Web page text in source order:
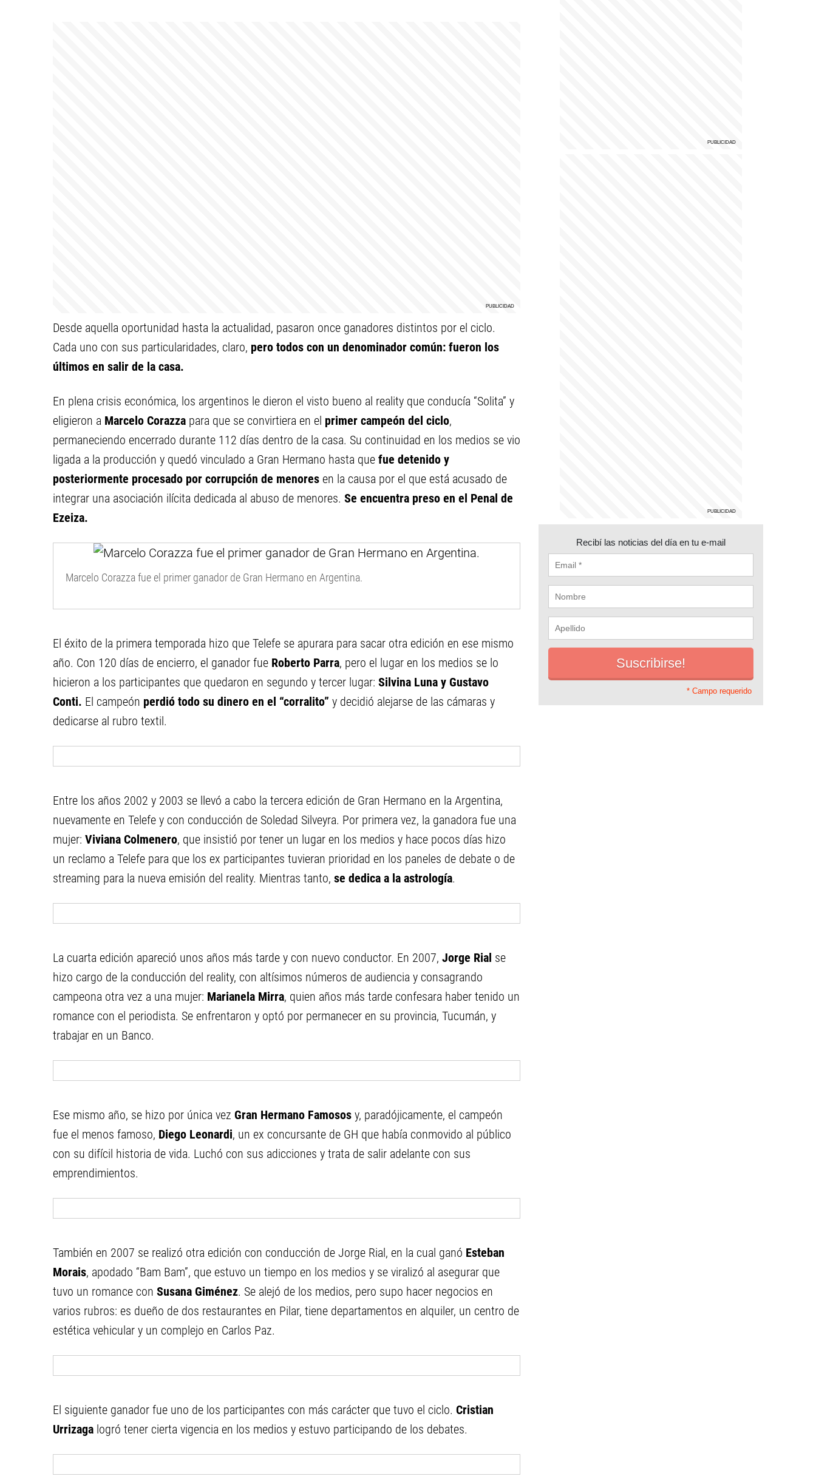
Desde aquella oportunidad hasta la actualidad, pasaron once ganadores distintos por el ciclo.
Cada uno con sus particularidades, claro, pero todos con un denominador común: fueron los
últimos en salir de la casa.
En plena crisis económica, los argentinos le dieron el visto bueno al reality que conducía “Solita” y
eligieron a Marcelo Corazza para que se convirtiera en el primer campeón del ciclo,
permaneciendo encerrado durante 112 días dentro de la casa. Su continuidad en los medios se vio
ligada a la producción y quedó vinculado a Gran Hermano hasta que fue detenido y
posteriormente procesado por corrupción de menores en la causa por el que está acusado de
integrar una asociación ilícita dedicada al abuso de menores. Se encuentra preso en el Penal de
Ezeiza.
Marcelo Corazza fue el primer ganador de Gran Hermano en Argentina.
El éxito de la primera temporada hizo que Telefe se apurara para sacar otra edición en ese mismo
año. Con 120 días de encierro, el ganador fue Roberto Parra, pero el lugar en los medios se lo
hicieron a los participantes que quedaron en segundo y tercer lugar: Silvina Luna y Gustavo
Conti. El campeón perdió todo su dinero en el “corralito” y decidió alejarse de las cámaras y
dedicarse al rubro textil.
Entre los años 2002 y 2003 se llevó a cabo la tercera edición de Gran Hermano en la Argentina,
nuevamente en Telefe y con conducción de Soledad Silveyra. Por primera vez, la ganadora fue una
mujer: Viviana Colmenero, que insistió por tener un lugar en los medios y hace pocos días hizo
un reclamo a Telefe para que los ex participantes tuvieran prioridad en los paneles de debate o de
streaming para la nueva emisión del reality. Mientras tanto, se dedica a la astrología.
La cuarta edición apareció unos años más tarde y con nuevo conductor. En 2007, Jorge Rial se
hizo cargo de la conducción del reality, con altísimos números de audiencia y consagrando
campeona otra vez a una mujer: Marianela Mirra, quien años más tarde confesara haber tenido un
romance con el periodista. Se enfrentaron y optó por permanecer en su provincia, Tucumán, y
trabajar en un Banco.
Ese mismo año, se hizo por única vez Gran Hermano Famosos y, paradójicamente, el campeón
fue el menos famoso, Diego Leonardi, un ex concursante de GH que había conmovido al público
con su difícil historia de vida. Luchó con sus adicciones y trata de salir adelante con sus
emprendimientos.
También en 2007 se realizó otra edición con conducción de Jorge Rial, en la cual ganó Esteban
Morais, apodado “Bam Bam”, que estuvo un tiempo en los medios y se viralizó al asegurar que
tuvo un romance con Susana Giménez. Se alejó de los medios, pero supo hacer negocios en
varios rubros: es dueño de dos restaurantes en Pilar, tiene departamentos en alquiler, un centro de
estética vehicular y un complejo en Carlos Paz.
El siguiente ganador fue uno de los participantes con más carácter que tuvo el ciclo. Cristian
Urrizaga logró tener cierta vigencia en los medios y estuvo participando de los debates.
Recibí las noticias del día en tu e-mail
* Campo requerido